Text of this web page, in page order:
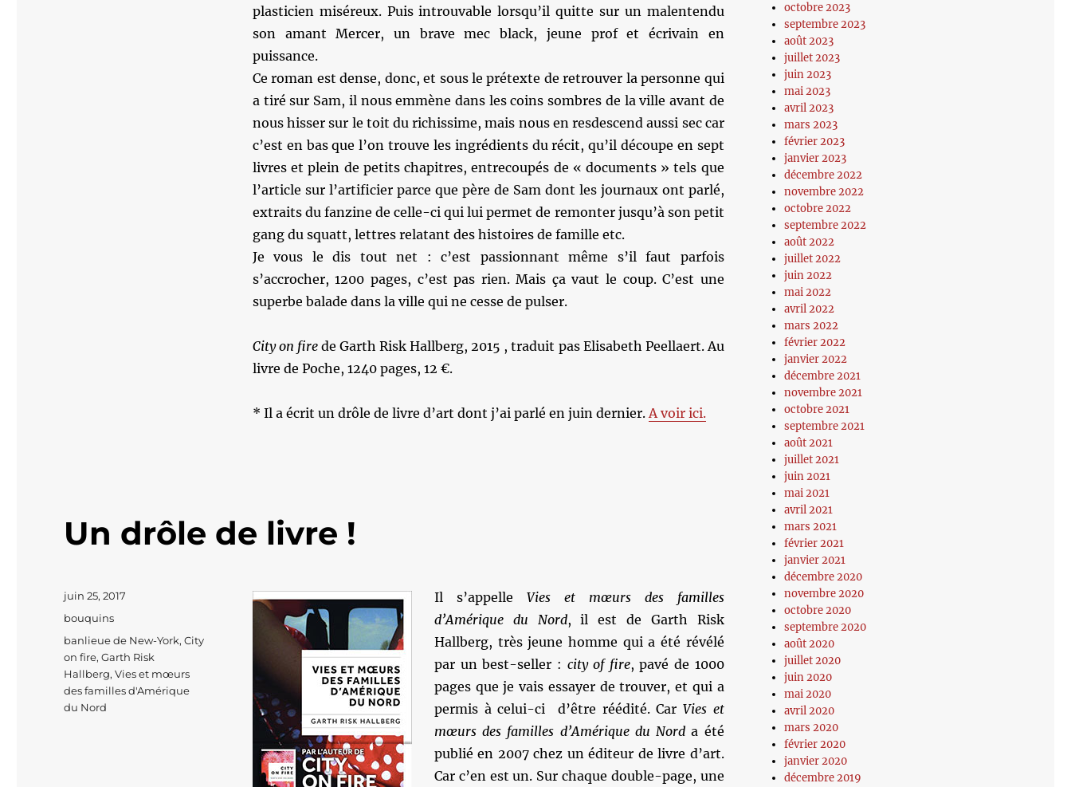
plasticien miséreux. Puis introuvable lorsqu’il quitte sur un malentendu
son amant Mercer, un brave mec black, jeune prof et écrivain en
puissance.
Ce roman est dense, donc, et sous le prétexte de retrouver la personne qui
a tiré sur Sam, il nous emmène dans les coins sombres de la ville avant de
nous hisser sur le toit du richissime, mais nous en resdescend aussi sec car
c’est en bas que l’on trouve les ingrédients du récit, qu’il découpe en sept
livres et plein de petits chapitres, entrecoupés de « documents » tels que
l’article sur l’artificier parce que père de Sam dont les journaux ont parlé,
extraits du fanzine de celle-ci qui lui permet de remonter jusqu’à son petit
gang du squatt, lettres relatant des histoires de famille etc.
Je vous le dis tout net : c’est passionnant même s’il faut parfois
s’accrocher, 1200 pages, c’est pas rien. Mais ça vaut le coup. C’est une
superbe balade dans la ville qui ne cesse de pulser.
City on firede Garth Risk Hallberg, 2015 , traduit pas Elisabeth Peellaert. Au
livre de Poche, 1240 pages, 12 €.
* Il a écrit un drôle de livre d’art dont j’ai parlé en juin dernier.A voir ici.
Un drôle de livre !
Il s’appelle Vies et mœurs des familles
d’Amérique du Nord, il est de Garth Risk
Hallberg, très jeune homme qui a été révélé
par un best-seller : city of fire, pavé de 1000
pages que je vais essayer de trouver, et qui a
permis à celui-ci d’être réédité. Car Vies et
mœurs des familles d’Amérique du Nord a été
publié en 2007 chez un éditeur de livre d’art.
Car c’en est un. Sur chaque double-page, une
Publié
le
juin 25, 2017
Catégories
bouquins
Étiquettes
banlieue de New-York,City
on fire,Garth Risk
Hallberg,Vies et mœurs
des familles d'Amérique
du Nord
octobre 2023
septembre 2023
août 2023
juillet 2023
juin 2023
mai 2023
avril 2023
mars 2023
février 2023
janvier 2023
décembre 2022
novembre 2022
octobre 2022
septembre 2022
août 2022
juillet 2022
juin 2022
mai 2022
avril 2022
mars 2022
février 2022
janvier 2022
décembre 2021
novembre 2021
octobre 2021
septembre 2021
août 2021
juillet 2021
juin 2021
mai 2021
avril 2021
mars 2021
février 2021
janvier 2021
décembre 2020
novembre 2020
octobre 2020
septembre 2020
août 2020
juillet 2020
juin 2020
mai 2020
avril 2020
mars 2020
février 2020
janvier 2020
décembre 2019